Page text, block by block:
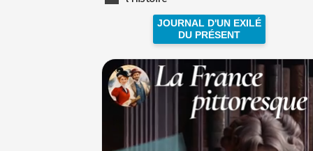
JOURNAL D'UN EXILÉ
DU PRÉSENT